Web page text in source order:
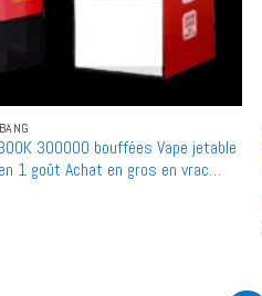
300K 300000 bouffées Vape jetable
1 goût Achat en gros en vrac